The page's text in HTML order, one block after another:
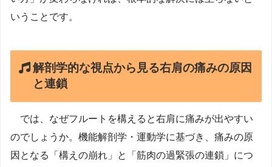
いうことです。
解剖学的な視点から見る右肩の痛みの原因
と連鎖
では、なぜフルートを構えると右肩に痛みが出やすい
のでしょうか。機能解剖学・運動学に基づき、痛みの原
因となる「構えの崩れ」と「筋肉の過緊張の連鎖」につ